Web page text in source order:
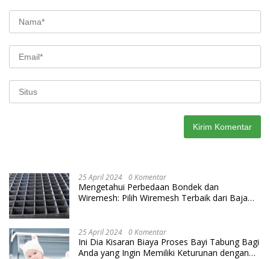
25 April 2024 0 Komentar
Mengetahui Perbedaan Bondek dan
Wiremesh: Pilih Wiremesh Terbaik dari Baja
25 April 2024 0 Komentar
Ini Dia Kisaran Biaya Proses Bayi Tabung Bagi
Anda yang Ingin Memiliki Keturunan dengan